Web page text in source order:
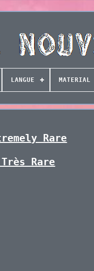
LANGUE MATERIAL
Rare
Rare